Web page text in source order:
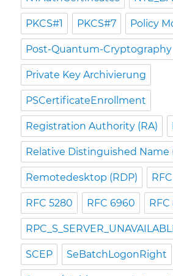
PKCS#1 PKCS#7 Policy
Post-Quantum-Cryptography
Private Key Archivierung
PSCertificateEnrollment
Registration Authority (RA)
Relative Distinguished Name
Remotedesktop (RDP)
RFC 5280 RFC 6960
SCEP SeBatchLogonRight